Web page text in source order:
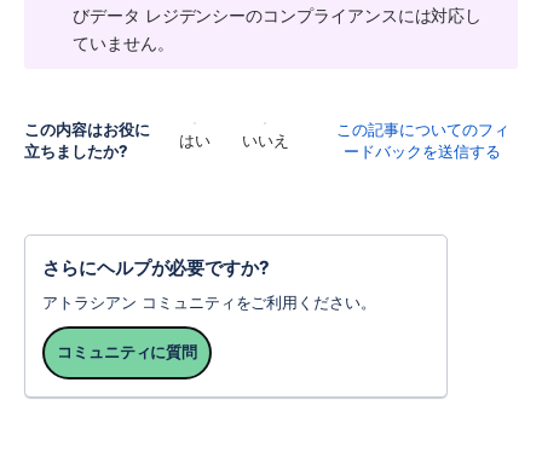
びデータ レジデンシーのコンプライアンスには対応し
ていません。
この内容はお役に
立ちましたか?
はい いいえ
この記事についてのフィ
ードバックを送信する
さらにヘルプが必要ですか?
アトラシアン コミュニティをご利用ください。
コミュニティに質問